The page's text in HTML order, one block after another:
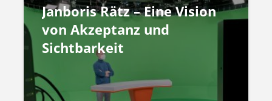
Janboris Rätz – Eine Vision
von Akzeptanz und
Sichtbarkeit